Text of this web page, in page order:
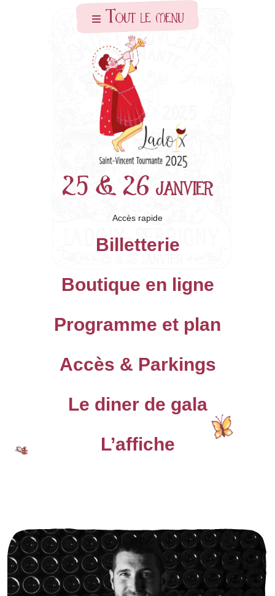
Skip to main contentTout le menu
25 & 26 janvier
Accès rapide
Billetterie
Boutique en ligne
Programme et plan
Accès & Parkings
Le diner de gala
L’affiche